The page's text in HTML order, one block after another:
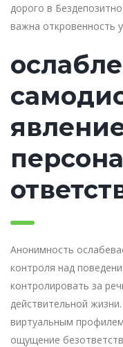
дорого в
важна откровенность
Анонимность
контроля над
контролировать за
действительной
виртуальным
ощущение